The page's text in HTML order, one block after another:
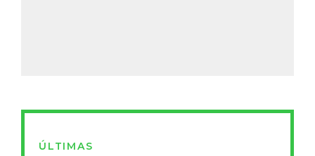
ÚLTIMAS